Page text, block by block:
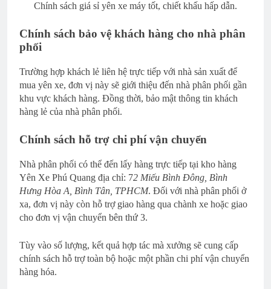
Chính sách giá sỉ yên xe máy tốt, chiết khấu hấp dẫn.
Chính sách bảo vệ khách hàng cho nhà phân
phối
Trường hợp khách lẻ liên hệ trực tiếp với nhà sản xuất để
mua yên xe, đơn vị này sẽ giới thiệu đến nhà phân phối gần
khu vực khách hàng. Đồng thời, bảo mật thông tin khách
hàng lẻ của nhà phân phối.
Chính sách hỗ trợ chi phí vận chuyển
Nhà phân phối có thể đến lấy hàng trực tiếp tại kho hàng
Yên Xe Phú Quang địa chỉ: 72 Miếu Bình Đông, Bình
Hưng Hòa A, Bình Tân, TPHCM. Đối với nhà phân phối ở
xa, đơn vị này còn hỗ trợ giao hàng qua chành xe hoặc giao
cho đơn vị vận chuyển bên thứ 3.
Tùy vào số lượng, kết quả hợp tác mà xưởng sẽ cung cấp
chính sách hỗ trợ toàn bộ hoặc một phần chi phí vận chuyển
hàng hóa.